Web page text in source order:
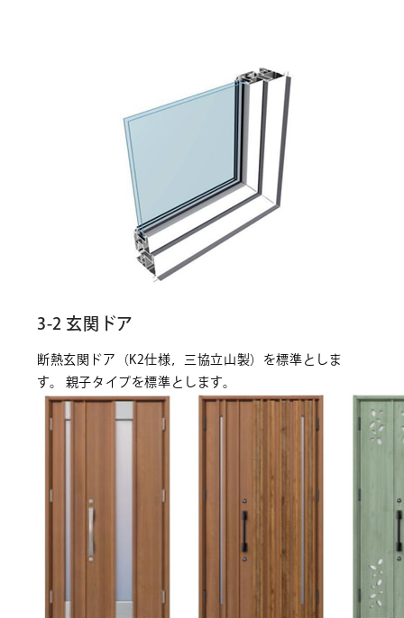
3-2 玄関ドア
断熱玄関ドア（K2仕様，三協立山製）を標準としま
す。 親子タイプを標準とします。